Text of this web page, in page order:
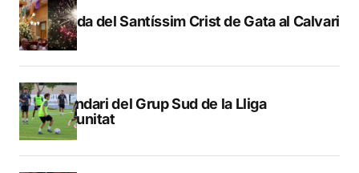
Pujada del Santíssim Crist de Gata al Calvari
Calendari del Grup Sud de la Lliga
Comunitat